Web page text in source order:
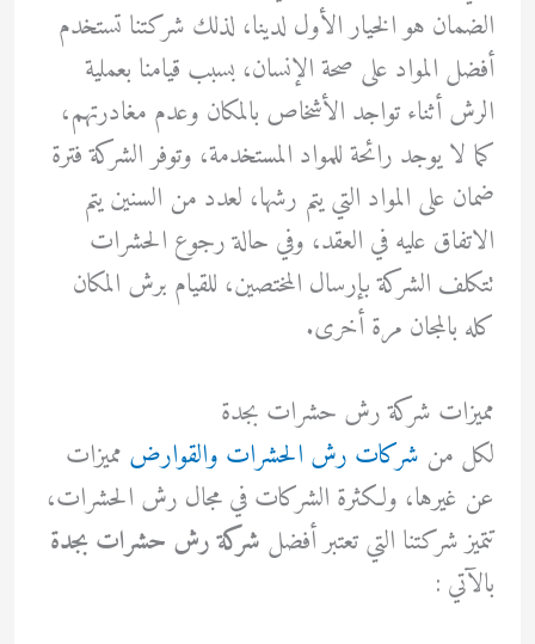
الضمان هو الخيار الأول لدينا، لذلك شركتنا تستخدم
أفضل المواد على صحة الإنسان، بسبب قيامنا بعملية
الرش أثناء تواجد الأشخاص بالمكان وعدم مغادرتهم،
كما لا يوجد رائحة للمواد المستخدمة، وتوفر الشركة فترة
ضمان على المواد التي يتم رشها، لعدد من السنين يتم
الاتفاق عليه في العقد، وفي حالة رجوع الحشرات
تتكلف الشركة بإرسال المختصين، للقيام برش المكان
كله بالمجان مرة أخرى.
مميزات شركة رش حشرات بجدة
لكل من شركات رش الحشرات والقوارض مميزات
عن غيرها، ولكثرة الشركات في مجال رش الحشرات،
تتميز شركتنا التي تعتبر أفضل شركة رش حشرات بجدة
بالآتي :